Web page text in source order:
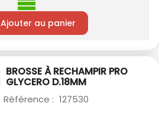
Ajouter au panier
BROSSE À RECHAMPIR PRO
GLYCERO D.18MM
Référence : 127530